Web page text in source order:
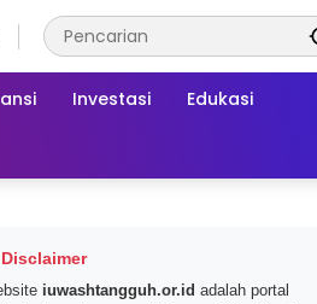
Investasi Edukasi
iuwashtangguh.or.id adalah portal